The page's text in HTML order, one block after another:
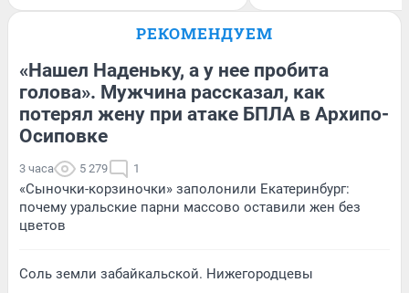
РЕКОМЕНДУЕМ
«Нашел Наденьку, а у нее пробита
голова». Мужчина рассказал, как
потерял жену при атаке БПЛА в Архипо-
Осиповке
3 часа 5 279 1
«Сыночки-корзиночки» заполонили Екатеринбург:
почему уральские парни массово оставили жен без
цветов
Соль земли забайкальской. Нижегородцевы